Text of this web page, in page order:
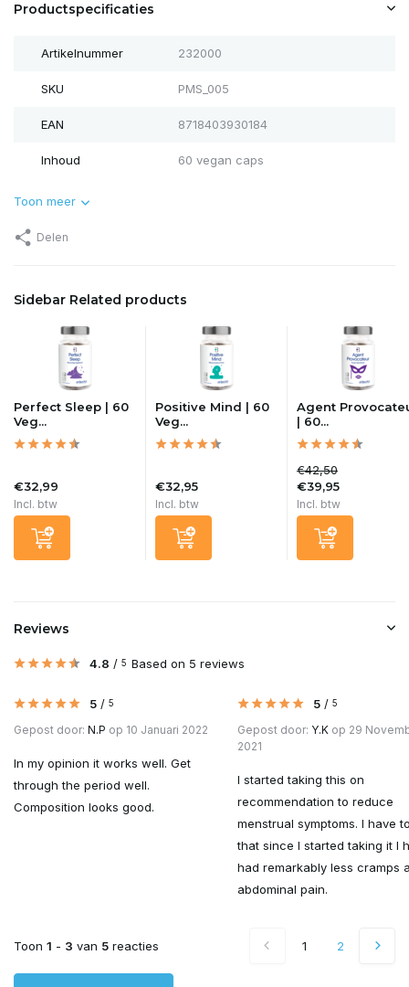
Productspecificaties
Artikelnummer 232000
SKU PMS_005
EAN 8718403930184
Inhoud 60 vegan caps
Toon meer
Delen
Sidebar Related products
Perfect Sleep | 60
Veg...
€32,99
Incl. btw
Positive Mind | 60
Veg...
€32,95
Incl. btw
Agent
| 60...
€42,50
€39,95
Incl. btw
Reviews
4.8 / 5 Based on 5 reviews
5 / 5
Gepost door: N.P op 10 Januari 2022
In my opinion it works well. Get
through the period well.
Composition looks good.
5 / 5
Gepost door: Y.K op 29
2021
I started taking this on
recommendation to reduce
menstrual symptoms. I have
that since I started taking it I
had remarkably less cramps
abdominal pain.
Toon 1 - 3 van 5 reacties 1 2